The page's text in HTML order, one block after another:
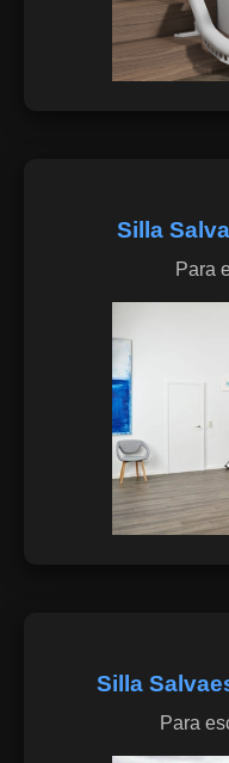
Silla
Para
Silla
Para